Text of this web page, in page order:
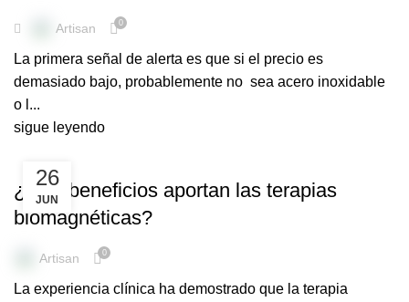
Artisan 0
La primera señal de alerta es que si el precio es
demasiado bajo, probablemente no sea acero inoxidable
o l...
sigue leyendo
26
JUN
¿Qué beneficios aportan las terapias
biomagnéticas?
Artisan 0
La experiencia clínica ha demostrado que la terapia